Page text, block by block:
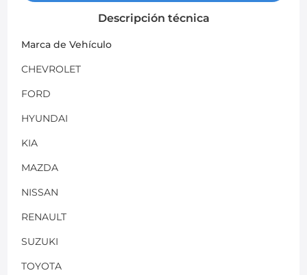
Descripción técnica
Marca de Vehículo
CHEVROLET
FORD
HYUNDAI
KIA
MAZDA
NISSAN
RENAULT
SUZUKI
TOYOTA